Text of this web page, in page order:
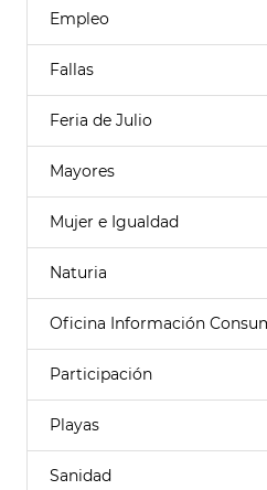
Empleo
Fallas
Feria de Julio
Mayores
Mujer e Igualdad
Naturia
Oficina Información
Participación
Playas
Sanidad